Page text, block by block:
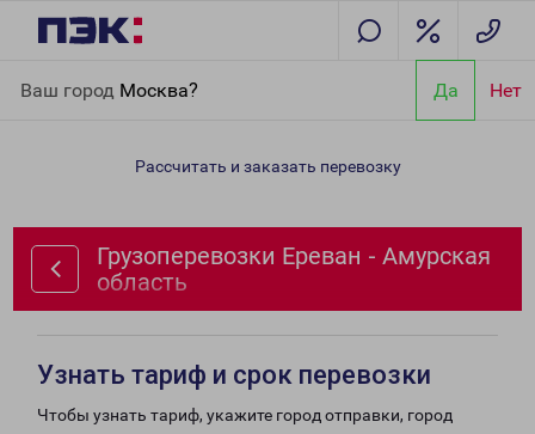
Ваш город Москва? Да Нет
область
Рассчитать и заказать перевозку
Грузоперевозки Ереван - Амурская
область
Узнать тариф и срок перевозки
Чтобы узнать тариф, укажите город отправки, город